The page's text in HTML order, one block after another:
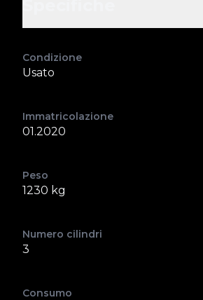
Condizione
Usato
Immatricolazione
01.2020
Peso
1230 kg
Numero cilindri
3
Consumo